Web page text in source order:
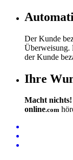
Der Kunde
Überweisung.
der Kunde
Ihre
Macht nichts!
online.com